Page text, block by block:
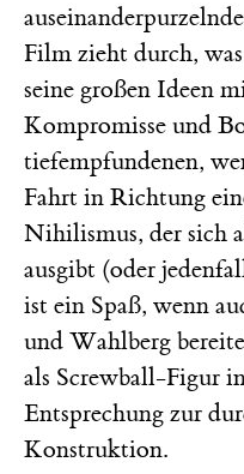
Film zieht durch,
seine großen Ideen
Kompromisse und
tiefempfundenen,
Fahrt in Richtung
Nihilismus, der sich
ausgibt (oder
ist ein Spaß, wenn
und Wahlberg
als Screwball-Figur
Entsprechung zur
Konstruktion.